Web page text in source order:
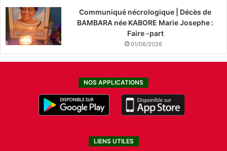
Communiqué nécrologique | Décès de
BAMBARA née KABORE Marie Josephe :
Faire -part
01/06/2026
NOS APPLICATIONS
LIENS UTILES